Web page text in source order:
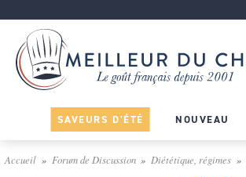
SAVEURS D'ÉTÉ NOUVEAU
Accueil Forum de Discussion Diététique, régimes